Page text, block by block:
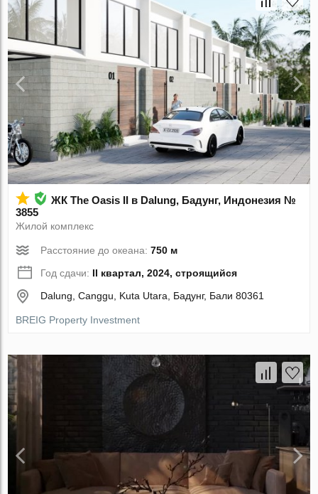
ЖК The Oasis II в Dalung, Бадунг, Индонезия №
3855
Жилой комплекс
Расстояние до океана:750 м
Год сдачи: II квартал, 2024, строящийся
Dalung, Canggu, Kuta Utara, Бадунг, Бали 80361
BREIG Property Investment